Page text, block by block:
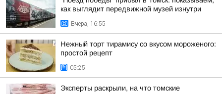
как выглядит передвижной музей изнутри
Вчера, 16:55
Нежный торт тирамису со вкусом мороженого:
простой рецепт
05:25
Эксперты раскрыли, на что томские